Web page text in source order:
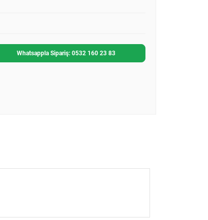
Whatsappla Sipariş: 0532 160 23 83